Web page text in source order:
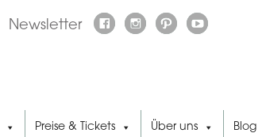
Newsletter
Preise & Tickets Über uns Blog